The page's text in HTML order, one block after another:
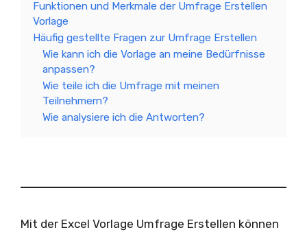
Funktionen und Merkmale der Umfrage Erstellen
Vorlage
Häufig gestellte Fragen zur Umfrage Erstellen
Wie kann ich die Vorlage an meine Bedürfnisse
anpassen?
Wie teile ich die Umfrage mit meinen
Teilnehmern?
Wie analysiere ich die Antworten?
Mit der Excel Vorlage Umfrage Erstellen können